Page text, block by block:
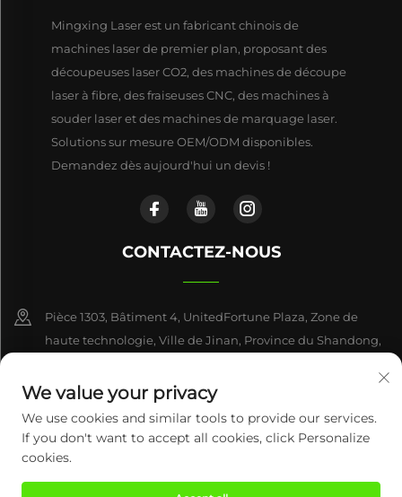
Mingxing Laser est un fabricant chinois de
machines laser de premier plan, proposant des
découpeuses laser CO2, des machines de découpe
laser à fibre, des fraiseuses CNC, des machines à
souder laser et des machines de marquage laser.
Solutions sur mesure OEM/ODM disponibles.
Demandez dès aujourd'hui un devis !
CONTACTEZ-NOUS
Pièce 1303, Bâtiment 4, UnitedFortune Plaza, Zone de
haute technologie, Ville de Jinan, Province du Shandong,
+86-17863846870
[email protected]
We value your privacy
We use cookies and similar tools to provide our services.
If you don't want to accept all cookies, click Personalize
cookies.